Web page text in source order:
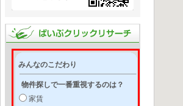
みんなのこだわり
物件探しで一番重視するのは？
家賃